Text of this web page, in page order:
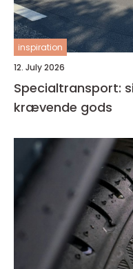
inspiration
12. July 2026
Specialtransport:
krævende gods